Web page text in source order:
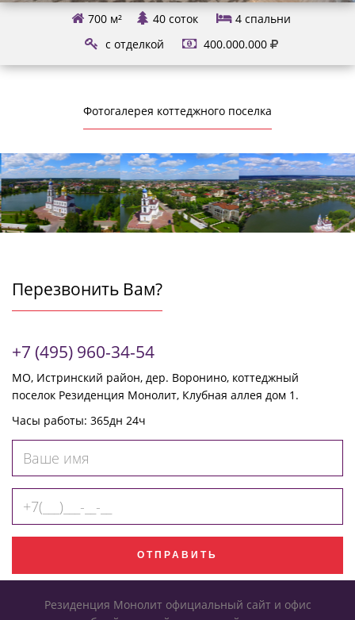
700 м² 40 соток 4 спальни
с отделкой
400.000.000
Фотогалерея коттеджного поселка
Перезвонить Вам?
+7 (495) 960-34-54
МО, Истринский район, дер. Воронино, коттеджный
поселок Резиденция Монолит, Клубная аллея дом 1.
Часы работы: 365дн 24ч
имя
для
ОТПРАВИТЬ
Резиденция Монолит официальный сайт и офис